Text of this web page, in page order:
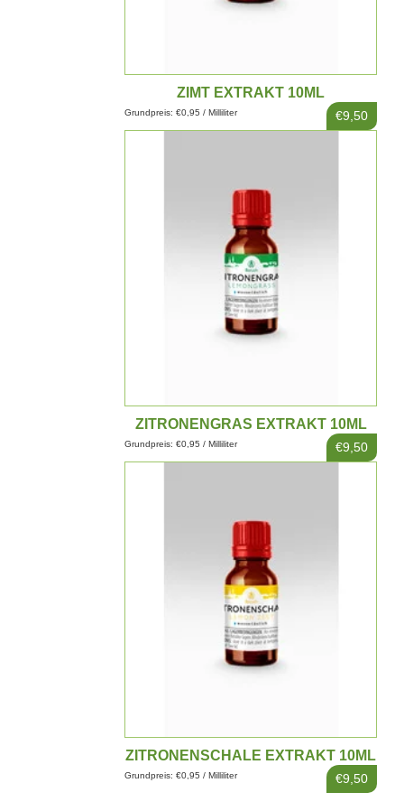
ZIMT EXTRAKT 10ML
€9,50
Grundpreis: €0,95 / Milliliter
ZITRONENGRAS EXTRAKT 10ML
€9,50
Grundpreis: €0,95 / Milliliter
ZITRONENSCHALE EXTRAKT 10ML
€9,50
Grundpreis: €0,95 / Milliliter